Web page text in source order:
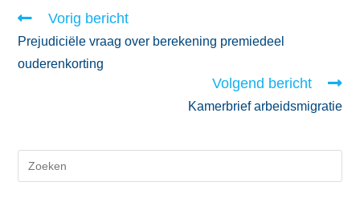
Vorig bericht
Prejudiciële vraag over berekening premiedeel
ouderenkorting
Volgend bericht
Kamerbrief arbeidsmigratie